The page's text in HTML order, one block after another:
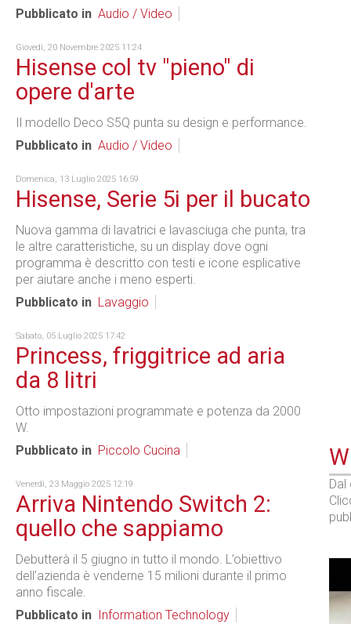
Pubblicato in Audio / Video
Giovedì, 20 Novembre 2025 11:24
Hisense col tv "pieno" di
opere d'arte
Il modello Deco S5Q punta su design e performance.
Pubblicato in Audio / Video
Domenica, 13 Luglio 2025 16:59
Hisense, Serie 5i per il bucato
Nuova gamma di lavatrici e lavasciuga che punta, tra
le altre caratteristiche, su un display dove ogni
programma è descritto con testi e icone esplicative
per aiutare anche i meno esperti.
Pubblicato in Lavaggio
Sabato, 05 Luglio 2025 17:42
Princess, friggitrice ad aria
da 8 litri
Otto impostazioni programmate e potenza da 2000
W.
Pubblicato in Piccolo Cucina
Venerdì, 23 Maggio 2025 12:19
Arriva Nintendo Switch 2:
quello che sappiamo
Debutterà il 5 giugno in tutto il mondo. L’obiettivo
dell’azienda è venderne 15 milioni durante il primo
anno fiscale.
Pubblicato in
Information Technology